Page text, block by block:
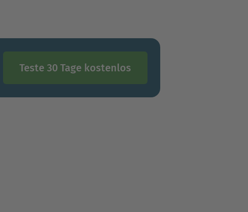
Teste 30 Tage kostenlos